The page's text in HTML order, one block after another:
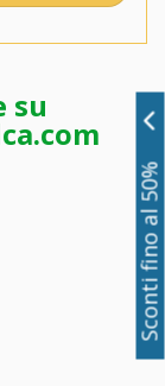
su
Sconti fino al 50%